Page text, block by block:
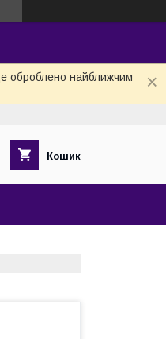
оброблено найближчим
Кошик